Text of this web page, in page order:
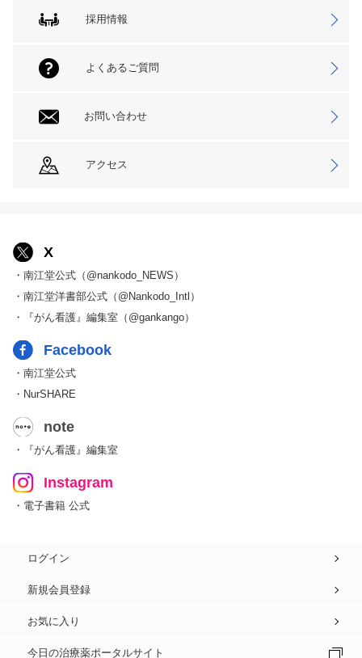
採用情報
よくあるご質問
お問い合わせ
アクセス
X
・南江堂公式（@nankodo_NEWS）
・南江堂洋書部公式（@Nankodo_Intl）
・『がん看護』編集室（@gankango）
Facebook
・南江堂公式
・NurSHARE
note
・『がん看護』編集室
Instagram
・電子書籍 公式
ログイン
新規会員登録
お気に入り
今日の治療薬ポータルサイト